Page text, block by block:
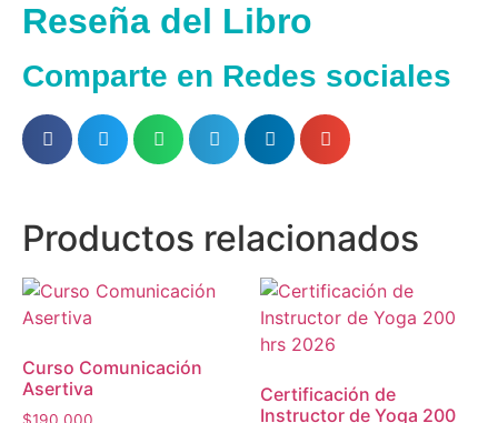
Reseña del Libro
Comparte en Redes sociales
Productos relacionados
Curso Comunicación
Asertiva
Certificación de
Instructor de Yoga 200